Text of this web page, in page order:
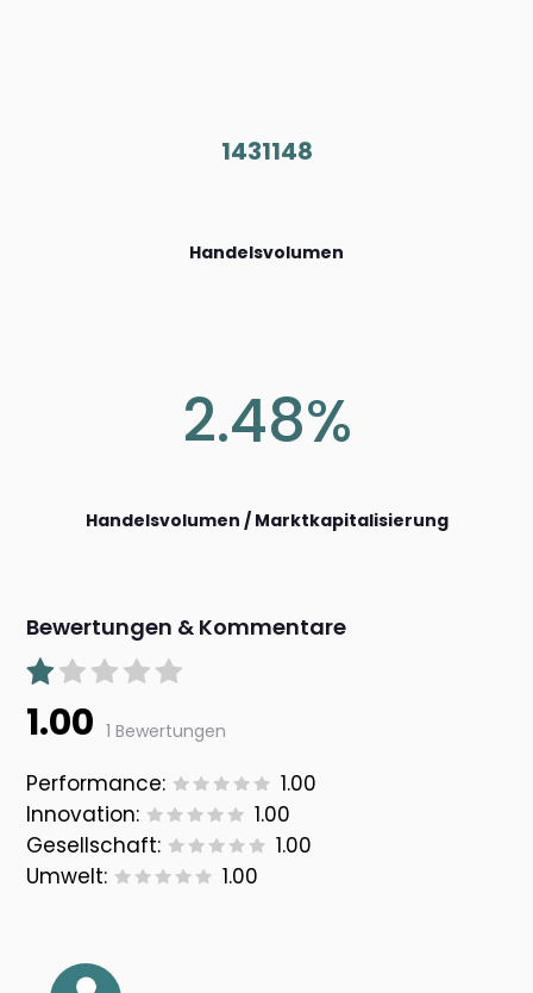
1431148
Handelsvolumen
2.48%
Handelsvolumen / Marktkapitalisierung
Bewertungen & Kommentare
1.00 1 Bewertungen
Performance:
1.00
Innovation:
1.00
Gesellschaft:
1.00
Umwelt:
1.00